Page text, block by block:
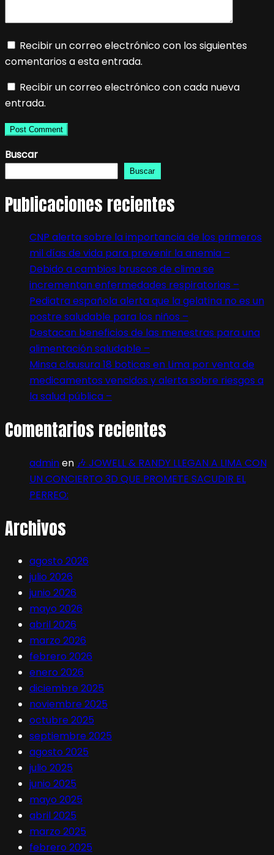
Recibir un correo electrónico con los siguientes
comentarios a esta entrada.
Recibir un correo electrónico con cada nueva
entrada.
Buscar
Buscar
Publicaciones recientes
CNP alerta sobre la importancia de los primeros
mil días de vida para prevenir la anemia –
Debido a cambios bruscos de clima se
incrementan enfermedades respiratorias –
Pediatra española alerta que la gelatina no es un
postre saludable para los niños –
Destacan beneficios de las menestras para una
alimentación saludable –
Minsa clausura 18 boticas en Lima por venta de
medicamentos vencidos y alerta sobre riesgos a
la salud pública –
Comentarios recientes
adminen 🎶 JOWELL & RANDY LLEGAN A LIMA CON
UN CONCIERTO 3D QUE PROMETE SACUDIR EL
PERREO:
Archivos
agosto 2026
julio 2026
junio 2026
mayo 2026
abril 2026
marzo 2026
febrero 2026
enero 2026
diciembre 2025
noviembre 2025
octubre 2025
septiembre 2025
agosto 2025
julio 2025
junio 2025
mayo 2025
abril 2025
marzo 2025
febrero 2025